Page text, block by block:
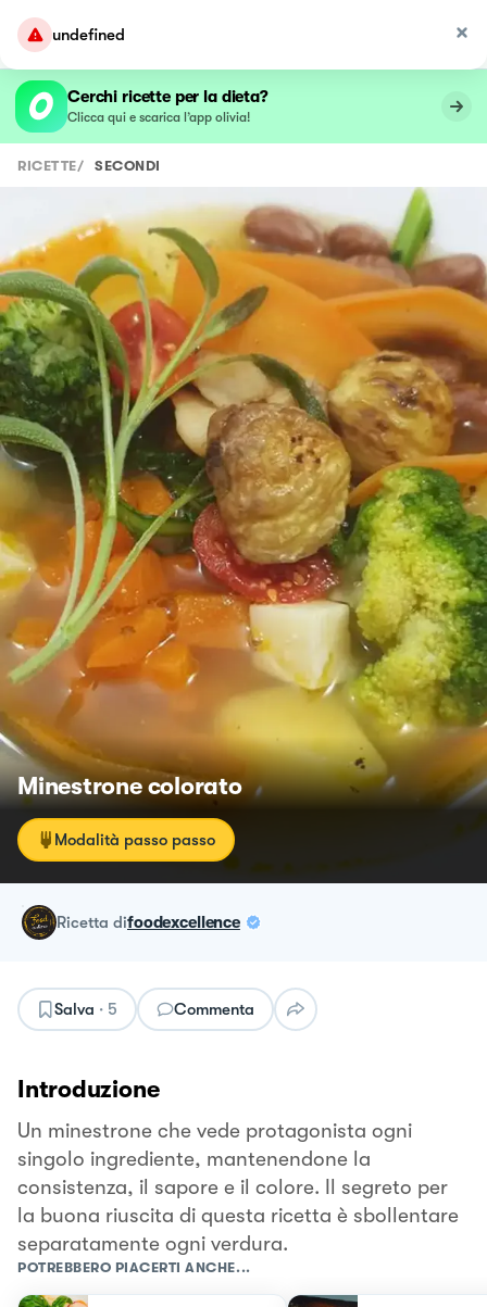
undefined
Cerchi ricette per la dieta?
Clicca qui e scarica l’app olivia!
RICETTE/ SECONDI
Minestrone colorato
Modalità passo passo
ricetta difoodexcellence
Salva · 5 Commenta
Introduzione
Un minestrone che vede protagonista ogni
singolo ingrediente, mantenendone la
consistenza, il sapore e il colore. Il segreto per
la buona riuscita di questa ricetta è sbollentare
separatamente ogni verdura.
POTREBBERO PIACERTI ANCHE...